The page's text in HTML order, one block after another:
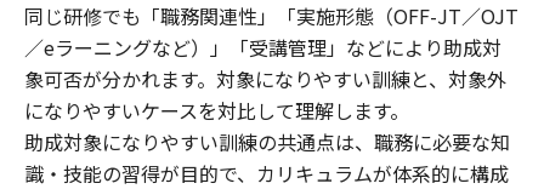
同じ研修でも「職務関連性」「実施形態（OFF-JT／OJT
／eラーニングなど）」「受講管理」などにより助成対
象可否が分かれます。対象になりやすい訓練と、対象外
になりやすいケースを対比して理解します。
助成対象になりやすい訓練の共通点は、職務に必要な知
識・技能の習得が目的で、カリキュラムが体系的に構成